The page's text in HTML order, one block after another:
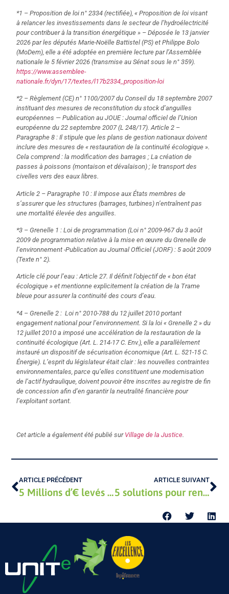
*1 – Proposition de loi n° 2334 (rectifiée), « Proposition de loi visant
à relancer les investissements dans le secteur de l’hydroélectricité
pour contribuer à la transition énergétique » – Déposée le 13 janvier
2026 par les députés Marie-Noëlle Battistel (PS) et Philippe Bolo
(MoDem), elle a été adoptée en première lecture par l’Assemblée
nationale le 5 février 2026 (transmise au Sénat sous le n° 359).
https://www.assemblee-
nationale.fr/dyn/17/textes/l17b2334_proposition-loi
*2 – Règlement (CE) n° 1100/2007 du Conseil du 18 septembre 2007
instituant des mesures de reconstitution du stock d’anguilles
européennes — Publication au JOUE : Journal officiel de l’Union
européenne du 22 septembre 2007 (L 248/17). Article 2 –
Paragraphe 8 : Il stipule que les plans de gestion nationaux doivent
inclure des mesures de « restauration de la continuité écologique ».
Cela comprend : la modification des barrages ; La création de
passes à poissons (montaison et dévalaison) ; le transport des
civelles vers des eaux libres.
Article 2 – Paragraphe 10 : Il impose aux États membres de
s’assurer que les structures (barrages, turbines) n’entraînent pas
une mortalité élevée des anguilles.
*3 – Grenelle 1 : Loi de programmation (Loi n° 2009-967 du 3 août
2009 de programmation relative à la mise en œuvre du Grenelle de
l’environnement -Publication au Journal Officiel (JORF) : 5 août 2009
(Texte n° 2).
Article clé pour l’eau : Article 27. Il définit l’objectif de « bon état
écologique » et mentionne explicitement la création de la Trame
bleue pour assurer la continuité des cours d’eau.
*4 – Grenelle 2 : Loi n° 2010-788 du 12 juillet 2010 portant
engagement national pour l’environnement. Si la loi « Grenelle 2 » du
12 juillet 2010 a imposé une accélération de la restauration de la
continuité écologique (Art. L. 214-17 C. Env.), elle a parallèlement
instauré un dispositif de sécurisation économique (Art. L. 521-15 C.
Énergie). L’esprit du législateur était clair : les nouvelles contraintes
environnementales, parce qu’elles constituent une modernisation
de l’actif hydraulique, doivent pouvoir être inscrites au registre de fin
de concession afin d’en garantir la neutralité financière pour
l’exploitant sortant.
Cet article a également été publié sur Village de la Justice.
ARTICLE PRÉCÉDENT
5 Millions d’€ levés grâce au financement participatif !
ARTICLE SUIVANT
5 solutions pour rentabiliser son terrain agricole en 2026